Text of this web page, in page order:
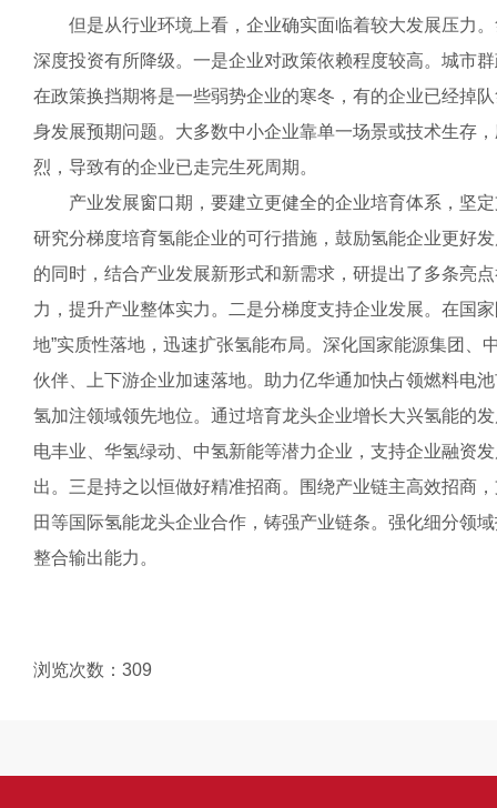
但是从行业环境上看，企业确实面临着较大发展压力。
深度投资有所降级。一是企业对政策依赖程度较高。城市
在政策换挡期将是一些弱势企业的寒冬，有的企业已经掉
身发展预期问题。大多数中小企业靠单一场景或技术生存
烈，导致有的企业已走完生死周期。
产业发展窗口期，要建立更健全的企业培育体系，坚定
研究分梯度培育氢能企业的可行措施，鼓励氢能企业更好
的同时，结合产业发展新形式和新需求，研提出了多条亮
力，提升产业整体实力。二是分梯度支持企业发展。在国
地”实质性落地，迅速扩张氢能布局。深化国家能源集团
伙伴、上下游企业加速落地。助力亿华通加快占领燃料电
氢加注领域领先地位。通过培育龙头企业增长大兴氢能的
电丰业、华氢绿动、中氢新能等潜力企业，支持企业融资
出。三是持之以恒做好精准招商。围绕产业链主高效招商
田等国际氢能龙头企业合作，铸强产业链条。强化细分领
整合输出能力。
浏览次数： 309